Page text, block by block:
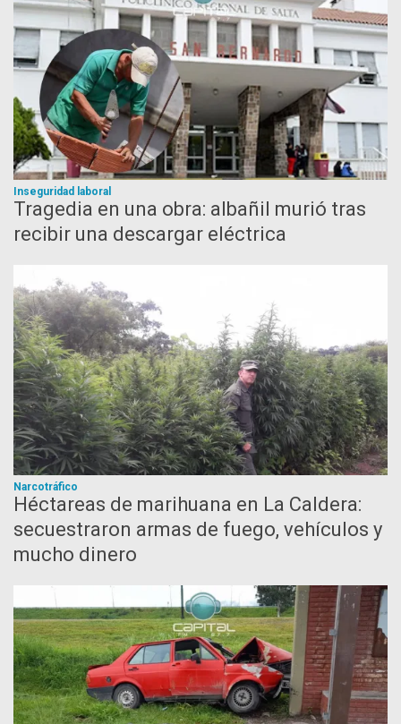
Inseguridad laboral
Tragedia en una obra: albañil murió tras
recibir una descargar eléctrica
Narcotráfico
Héctareas de marihuana en La Caldera:
secuestraron armas de fuego, vehículos y
mucho dinero